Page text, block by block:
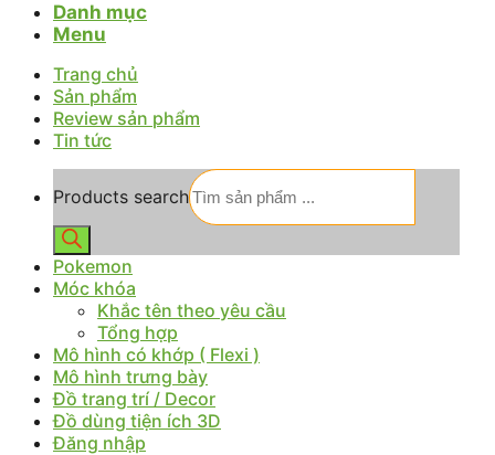
Danh mục
Menu
Trang chủ
Sản phẩm
Review sản phẩm
Tin tức
Products search
Pokemon
Móc khóa
Khắc tên theo yêu cầu
Tổng hợp
Mô hình có khớp ( Flexi )
Mô hình trưng bày
Đồ trang trí / Decor
Đồ dùng tiện ích 3D
Đăng nhập